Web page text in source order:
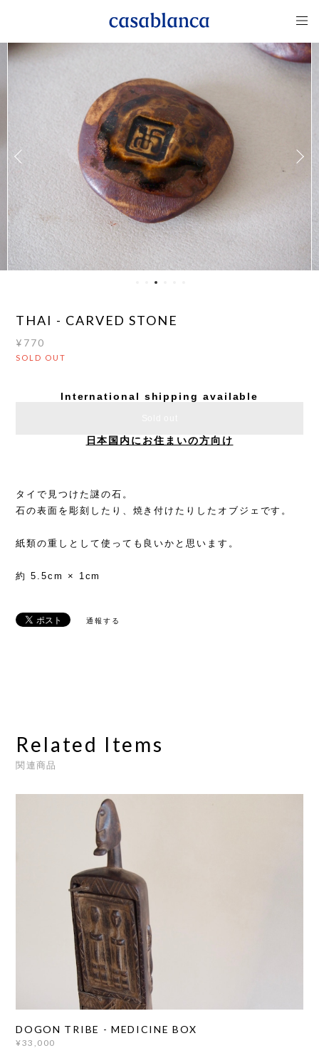
THAI - CARVED STONE
¥770
SOLD OUT
International shipping available
日本国内にお住まいの方向け
タイで見つけた謎の石。
石の表面を彫刻したり、焼き付けたりしたオブジェです。
紙類の重しとして使っても良いかと思います。
約 5.5cm × 1cm
通報する
Related Items
関連商品
DOGON TRIBE - MEDICINE BOX
¥33,000